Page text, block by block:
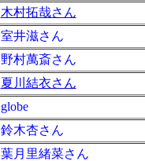
木村拓哉さん
室井滋さん
野村萬斎さん
夏川結衣さん
globe
鈴木杏さん
葉月里緒菜さん